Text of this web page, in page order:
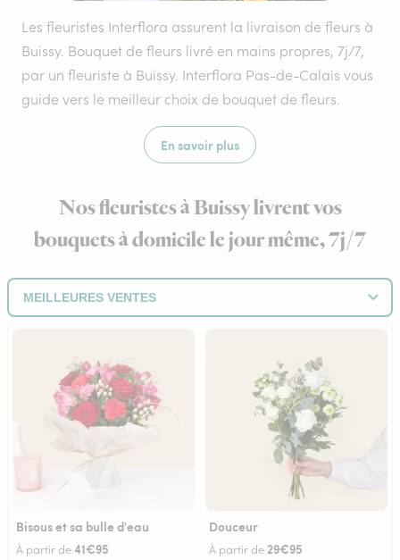
Les fleuristes Interflora assurent la livraison de fleurs à
Buissy. Bouquet de fleurs livré en mains propres, 7j/7,
par un fleuriste à Buissy. Interflora Pas-de-Calais vous
guide vers le meilleur choix de bouquet de fleurs.
En savoir plus
Nos fleuristes à Buissy livrent vos
bouquets à domicile le jour même, 7j/7
Bisous et sa bulle d'eau
À partir de41€95
Douceur
À partir de 29€95